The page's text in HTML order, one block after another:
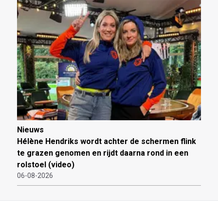
Nieuws
Hélène Hendriks wordt achter de schermen flink
te grazen genomen en rijdt daarna rond in een
rolstoel (video)
06-08-2026